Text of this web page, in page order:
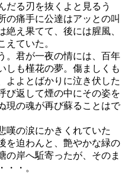
だる刃を抜くよと見るう
の痛手に公達はアッとの叫
え果てて、後には腥風、
えていた。
。君が一夜の情には、百年
しも槿花の夢。傷ましくも
よよとばかりに泣き伏した
び返して煙の中にその姿を
現の魂が再び蘇ることはで
の涙にかきくれていた
を迫わんと、艶やかな緑の
の岸へ駈寄ったが、そのま
・・。